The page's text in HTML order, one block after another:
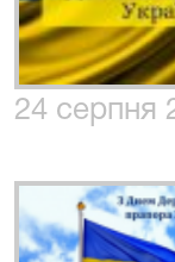
24 серпня